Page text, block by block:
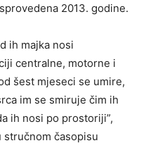
2013. godine.
ih majka nosi
centralne, motorne i
šest mjeseci se umire,
im se smiruje čim ih
ih nosi po prostoriji”,
časopisu